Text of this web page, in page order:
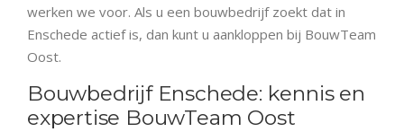
werken we voor. Als u een bouwbedrijf zoekt dat in
Enschede actief is, dan kunt u aankloppen bij BouwTeam
Oost.
Bouwbedrijf Enschede: kennis en
expertise BouwTeam Oost